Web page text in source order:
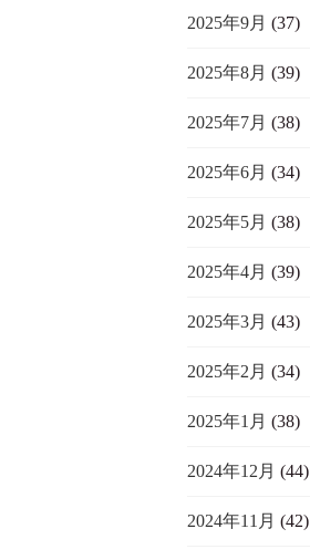
2025年9月 (37)
2025年8月 (39)
2025年7月 (38)
2025年6月 (34)
2025年5月 (38)
2025年4月 (39)
2025年3月 (43)
2025年2月 (34)
2025年1月 (38)
2024年12月 (44)
2024年11月 (42)